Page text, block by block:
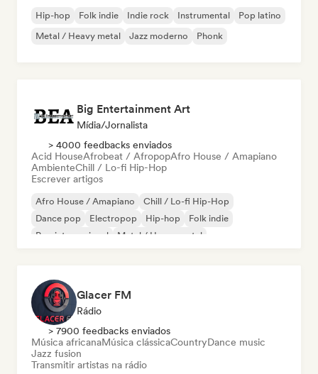
Hip-hop Folk indie Indie rock Instrumental
Pop latino
Metal / Heavy metal
Jazz moderno Phonk
Big Entertainment Art
Mídia/Jornalista
> 4000 feedbacks enviados
Acid HouseAfrobeat / AfropopAfro House / Amapiano
AmbienteChill / Lo-fi Hip-Hop
Escrever artigos
Afro House / Amapiano
Chill / Lo-fi Hip-Hop
Dance pop
Electropop Hip-hop
Folk indie
Pop internacional
Metal / Heavy metal
Glacer FM
Rádio
> 7900 feedbacks enviados
Música africanaMúsica clássicaCountryDance music
Jazz fusion
Transmitir artistas na rádio